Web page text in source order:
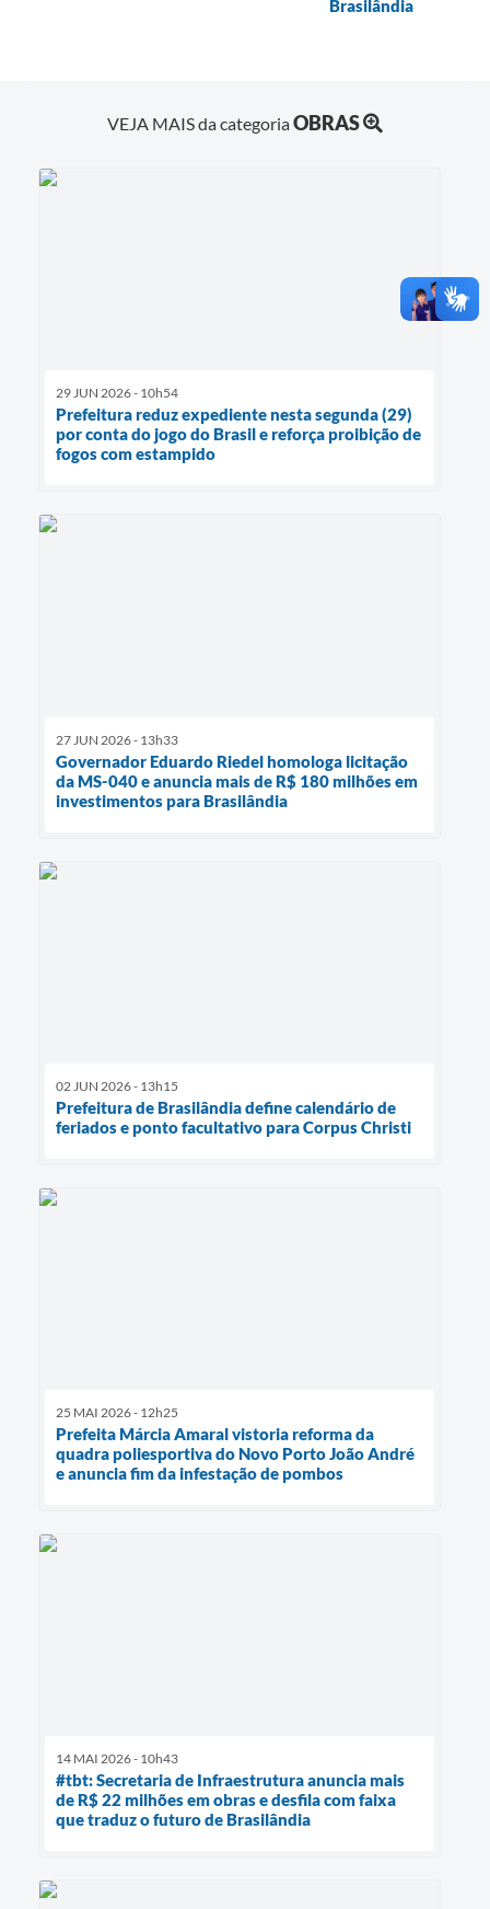
Brasilândia
VEJA MAIS da categoriaOBRAS
29 JUN 2026 - 10h54
Prefeitura reduz expediente nesta segunda (29)
por conta do jogo do Brasil e reforça proibição de
fogos com estampido
27 JUN 2026 - 13h33
Governador Eduardo Riedel homologa licitação
da MS-040 e anuncia mais de R$ 180 milhões em
investimentos para Brasilândia
02 JUN 2026 - 13h15
Prefeitura de Brasilândia define calendário de
feriados e ponto facultativo para Corpus Christi
25 MAI 2026 - 12h25
Prefeita Márcia Amaral vistoria reforma da
quadra poliesportiva do Novo Porto João André
e anuncia fim da infestação de pombos
14 MAI 2026 - 10h43
#tbt: Secretaria de Infraestrutura anuncia mais
de R$ 22 milhões em obras e desfila com faixa
que traduz o futuro de Brasilândia